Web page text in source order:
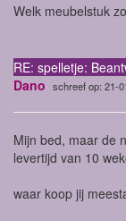
Welk meubelstuk
RE: spelletje:
Dano schreef op: 21-
Mijn bed, maar de
levertijd van 10
waar koop jij